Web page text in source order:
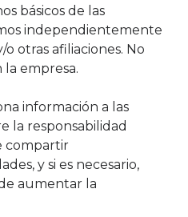
básicos de las
independientemente
otras afiliaciones. No
empresa.
información a las
la responsabilidad
compartir
y si es necesario,
aumentar la